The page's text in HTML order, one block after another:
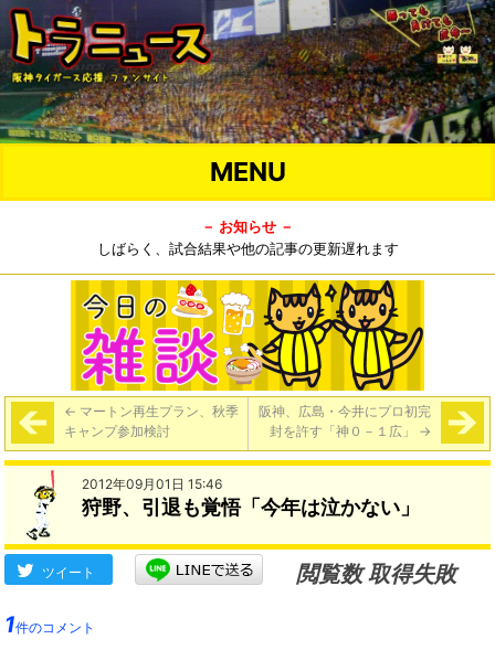
MENU
－ お知らせ －
しばらく、試合結果や他の記事の更新遅れます
← マートン再生プラン、秋季
キャンプ参加検討
阪神、広島・今井にプロ初完
封を許す「神０－１広」 →
2012年09月01日 15:46
狩野、引退も覚悟「今年は泣かない」
ツイート
閲覧数 取得失敗
1件のコメント